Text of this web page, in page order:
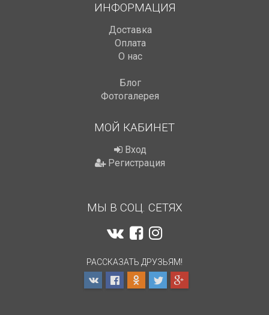
ИНФОРМАЦИЯ
Доставка
Оплата
О нас
Блог
Фотогалерея
МОЙ КАБИНЕТ
Вход
Регистрация
МЫ В СОЦ. СЕТЯХ
РАССКАЗАТЬ ДРУЗЬЯМ!